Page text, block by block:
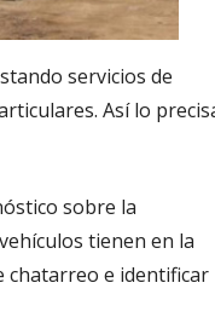
servicios de
Así lo
sobre la
tienen en la
chatarreo e identificar